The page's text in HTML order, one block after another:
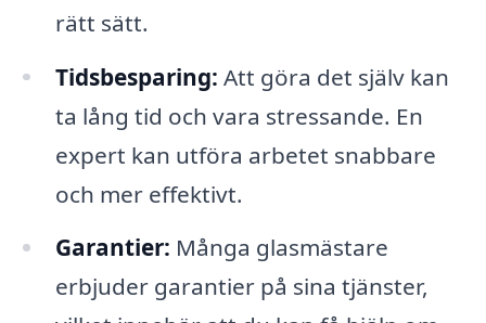
rätt sätt.
Tidsbesparing: Att göra det själv kan
ta lång tid och vara stressande. En
expert kan utföra arbetet snabbare
och mer effektivt.
Garantier: Många glasmästare
erbjuder garantier på sina tjänster,